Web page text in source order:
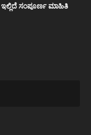
ಇಲ್ಲಿದೆ ಸಂಪೂರ್ಣ ಮಾಹಿತಿ